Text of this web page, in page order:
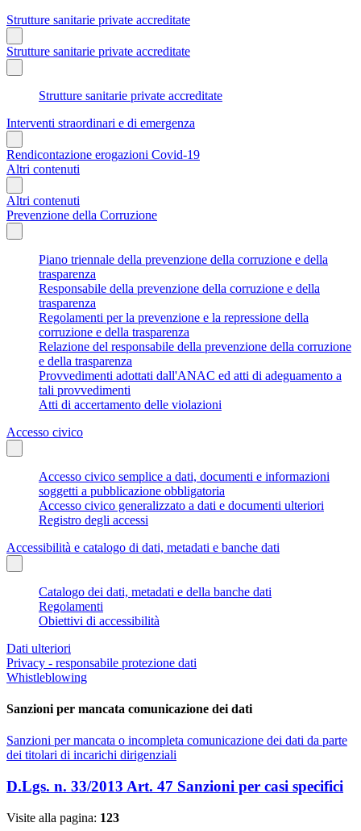
Strutture sanitarie private accreditate
Strutture sanitarie private accreditate
Strutture sanitarie private accreditate
Interventi straordinari e di emergenza
Rendicontazione erogazioni Covid-19
Altri contenuti
Altri contenuti
Prevenzione della Corruzione
Piano triennale della prevenzione della corruzione e della
trasparenza
Responsabile della prevenzione della corruzione e della
trasparenza
Regolamenti per la prevenzione e la repressione della
corruzione e della trasparenza
Relazione del responsabile della prevenzione della corruzione
e della trasparenza
Provvedimenti adottati dall'ANAC ed atti di adeguamento a
tali provvedimenti
Atti di accertamento delle violazioni
Accesso civico
Accesso civico semplice a dati, documenti e informazioni
soggetti a pubblicazione obbligatoria
Accesso civico generalizzato a dati e documenti ulteriori
Registro degli accessi
Accessibilità e catalogo di dati, metadati e banche dati
Catalogo dei dati, metadati e della banche dati
Regolamenti
Obiettivi di accessibilità
Dati ulteriori
Privacy - responsabile protezione dati
Whistleblowing
Sanzioni per mancata comunicazione dei dati
Sanzioni per mancata o incompleta comunicazione dei dati da parte
dei titolari di incarichi dirigenziali
D.Lgs. n. 33/2013 Art. 47 Sanzioni per casi specifici
Visite alla pagina: 123